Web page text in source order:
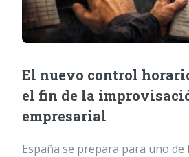
El nuevo control
el fin de la
empresarial
España se prepara para uno de